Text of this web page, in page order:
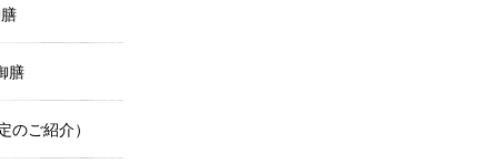
膳
のご紹介）